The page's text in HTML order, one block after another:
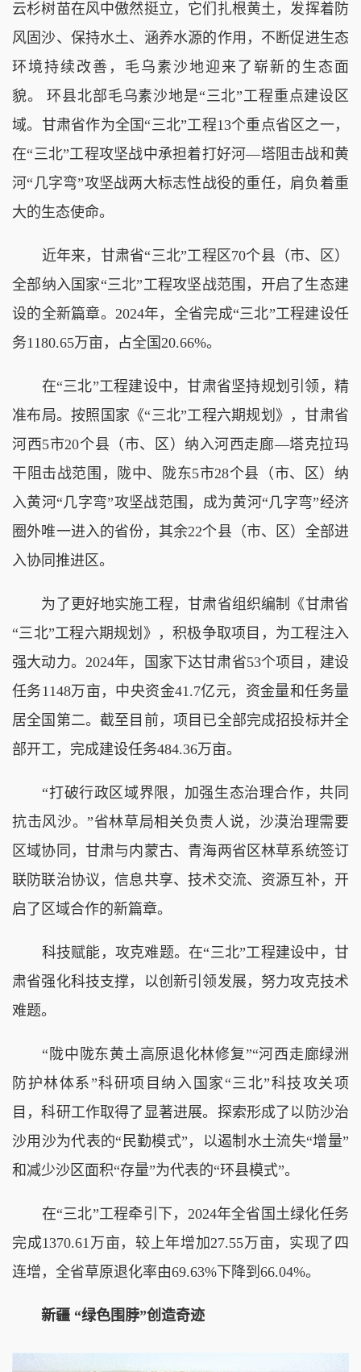
云杉树苗在风中傲然挺立，它们扎根黄土，发挥着防
风固沙、保持水土、涵养水源的作用，不断促进生态
环境持续改善，毛乌素沙地迎来了崭新的生态面
貌。 环县北部毛乌素沙地是“三北”工程重点建设区
域。甘肃省作为全国“三北”工程13个重点省区之一，
在“三北”工程攻坚战中承担着打好河—塔阻击战和黄
河“几字弯”攻坚战两大标志性战役的重任，肩负着重
大的生态使命。
近年来，甘肃省“三北”工程区70个县（市、区）
全部纳入国家“三北”工程攻坚战范围，开启了生态建
设的全新篇章。2024年，全省完成“三北”工程建设任
务1180.65万亩，占全国20.66%。
在“三北”工程建设中，甘肃省坚持规划引领，精
准布局。按照国家《“三北”工程六期规划》，甘肃省
河西5市20个县（市、区）纳入河西走廊—塔克拉玛
干阻击战范围，陇中、陇东5市28个县（市、区）纳
入黄河“几字弯”攻坚战范围，成为黄河“几字弯”经济
圈外唯一进入的省份，其余22个县（市、区）全部进
入协同推进区。
为了更好地实施工程，甘肃省组织编制《甘肃省
“三北”工程六期规划》，积极争取项目，为工程注入
强大动力。2024年，国家下达甘肃省53个项目，建设
任务1148万亩，中央资金41.7亿元，资金量和任务量
居全国第二。截至目前，项目已全部完成招投标并全
部开工，完成建设任务484.36万亩。
“打破行政区域界限，加强生态治理合作，共同
抗击风沙。”省林草局相关负责人说，沙漠治理需要
区域协同，甘肃与内蒙古、青海两省区林草系统签订
联防联治协议，信息共享、技术交流、资源互补，开
启了区域合作的新篇章。
科技赋能，攻克难题。在“三北”工程建设中，甘
肃省强化科技支撑，以创新引领发展，努力攻克技术
难题。
“陇中陇东黄土高原退化林修复”“河西走廊绿洲
防护林体系”科研项目纳入国家“三北”科技攻关项
目，科研工作取得了显著进展。探索形成了以防沙治
沙用沙为代表的“民勤模式”，以遏制水土流失“增量”
和减少沙区面积“存量”为代表的“环县模式”。
在“三北”工程牵引下，2024年全省国土绿化任务
完成1370.61万亩，较上年增加27.55万亩，实现了四
连增，全省草原退化率由69.63%下降到66.04%。
新疆 “绿色围脖”创造奇迹